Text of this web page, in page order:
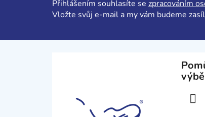
í
Přihlášením souhlasíte se zpracováním
Vložte svůj e-mail a my vám budeme